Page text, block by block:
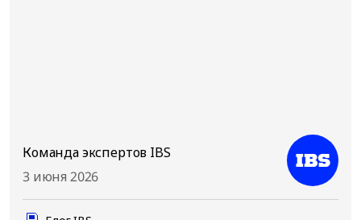
Команда экспертов IBS
3 июня 2026